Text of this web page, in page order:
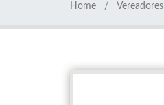
Home Vereadores